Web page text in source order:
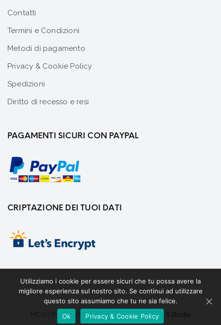
Contatti
Termini e Condizioni
Metodi di pagamento
Privacy & Cookie Policy
Spedizioni
Diritto di recesso e resi
PAGAMENTI SICURI CON PAYPAL
CRIPTAZIONE DEI TUOI DATI
MC Srl P.IVA 02008870665 Web Desing By X Studio
Utilizziamo i cookie per essere sicuri che tu possa avere la
migliore esperienza sul nostro sito. Se continui ad utilizzare
questo sito assumiamo che tu ne sia felice.
Ok
Privacy & Cookie Policy